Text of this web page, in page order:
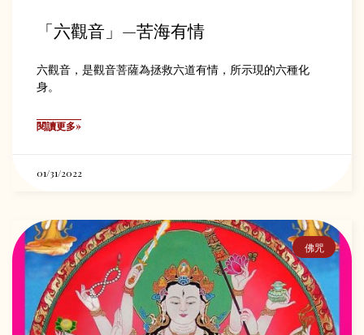
「六觀音」—苦海有情
六觀音，是觀音菩薩為拯救六道有情，所示現的六種化
身。
閱讀更多»
01/31/2022
佛咒